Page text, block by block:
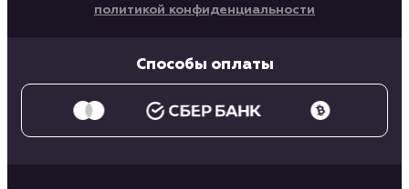
политикой конфиденциальности
Способы оплаты